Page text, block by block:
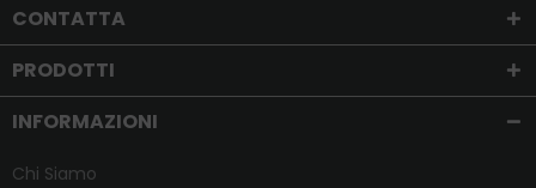
CONTATTA
PRODOTTI
INFORMAZIONI
Chi Siamo